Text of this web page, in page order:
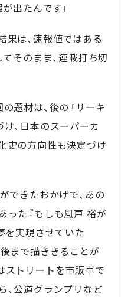
出たんです」
は、速報値ではある
てそのまま、連載打ち切
題材は、後の『サーキ
、日本のスーパーカ
史の方向性も決定づけ
できたおかげで、あの
った『もしも風戸 裕が
を実現させていた
まで描ききることが
ストリートを市販車で
、公道グランプリなど